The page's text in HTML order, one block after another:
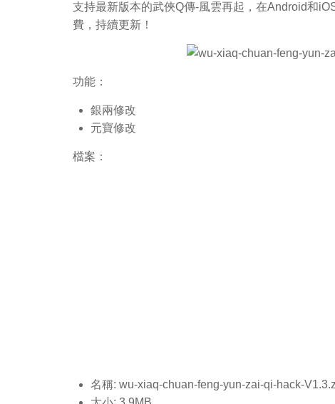
支持最新版本的武俠Q傳-風雲再起，在Android和
費，持續更新！
功能：
銀兩修改
元寶修改
檔案：
名稱: wu-xiaq-chuan-feng-yun-zai-qi-hack-V1.3.